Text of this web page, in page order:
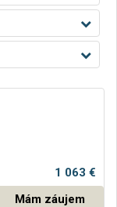
1 063 €
Mám záujem